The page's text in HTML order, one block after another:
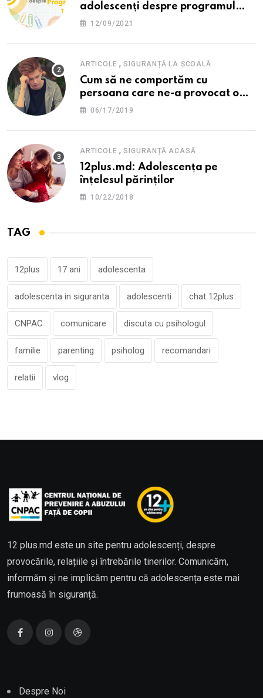
adolescenți despre programul
12PLUS
12/09/2021
ARTICOLE ,SIGURANȚĂ LA ȘCOALĂ
Cum să ne comportăm cu
persoana care ne-a provocat o
supărare?
06/17/2019
ARTICOLE ,SIGURANȚĂ ACASĂ
12plus.md: Adolescența pe
înțelesul părinților
10/22/2018
TAG
12plus 17 ani adolescenta
adolescenta in siguranta adolescenti chat 12plus
CNPAC comunicare discuta cu psihologul
familie parenting psiholog recomandari
relatii vlog
12 plus.md este un site pentru adolescenți, despre
provocările, relațiile și întrebările tinerilor. Comunicăm,
informăm și ne implicăm pentru că adolescența este mai
frumoasă în siguranță.
Despre Noi